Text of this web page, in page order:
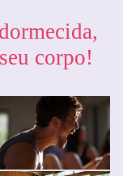
corpo!